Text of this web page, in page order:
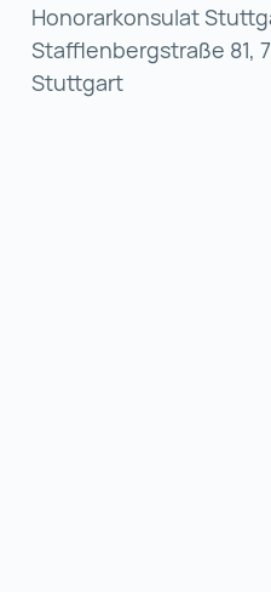
Honorarkonsulat
Stafflenbergstraße 81,
Stuttgart